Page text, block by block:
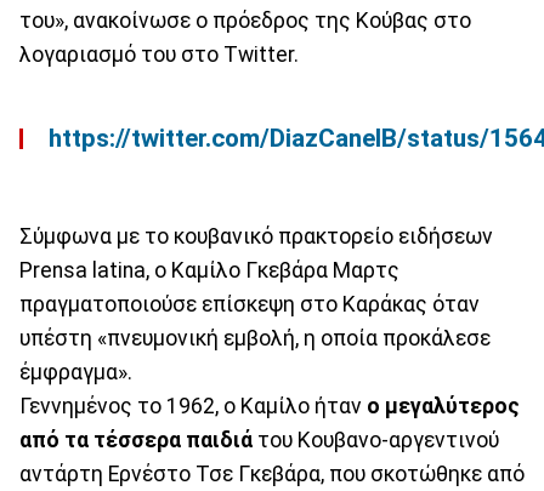
του», ανακοίνωσε ο πρόεδρος της Κούβας στο
λογαριασμό του στο Twitter.
https://twitter.com/DiazCanelB/status/
Σύμφωνα με το κουβανικό πρακτορείο ειδήσεων
Prensa latina, ο Καμίλο Γκεβάρα Μαρτς
πραγματοποιούσε επίσκεψη στο Καράκας όταν
υπέστη «πνευμονική εμβολή, η οποία προκάλεσε
έμφραγμα».
Γεννημένος το 1962, ο Καμίλο ήταν ο μεγαλύτερος
από τα τέσσερα παιδιά του Κουβανο-αργεντινού
αντάρτη Ερνέστο Τσε Γκεβάρα, που σκοτώθηκε από